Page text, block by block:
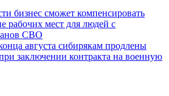
бизнес сможет компенсировать
рабочих мест для людей с
СВО
августа сибирякам продлены
заключении контракта на военную